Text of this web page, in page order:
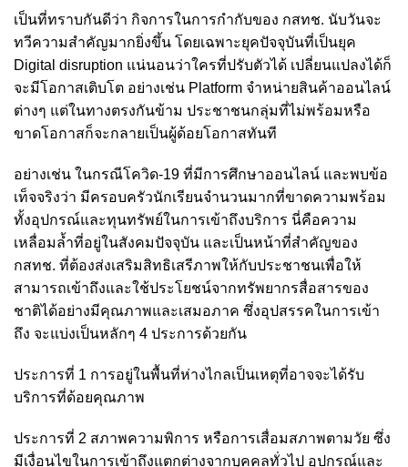
เป็นที่ทราบกันดีว่า กิจการในการกำกับของ กสทช. นับวันจะ
ทวีความสำคัญมากยิ่งขึ้น โดยเฉพาะยุคปัจจุบันที่เป็นยุค
Digital disruption แน่นอนว่าใครที่ปรับตัวได้ เปลี่ยนแปลงได้ก็
จะมีโอกาสเติบโต อย่างเช่น Platform จำหน่ายสินค้าออนไลน์
ต่างๆ แต่ในทางตรงกันข้าม ประชาชนกลุ่มที่ไม่พร้อมหรือ
ขาดโอกาสก็จะกลายเป็นผู้ด้อยโอกาสทันที
อย่างเช่น ในกรณีโควิด-19 ที่มีการศึกษาออนไลน์ และพบข้อ
เท็จจริงว่า มีครอบครัวนักเรียนจำนวนมากที่ขาดความพร้อม
ทั้งอุปกรณ์และทุนทรัพย์ในการเข้าถึงบริการ นี่คือความ
เหลื่อมล้ำที่อยู่ในสังคมปัจจุบัน และเป็นหน้าที่สำคัญของ
กสทช. ที่ต้องส่งเสริมสิทธิเสรีภาพให้กับประชาชนเพื่อให้
สามารถเข้าถึงและใช้ประโยชน์จากทรัพยากรสื่อสารของ
ชาติได้อย่างมีคุณภาพและเสมอภาค ซึ่งอุปสรรคในการเข้า
ถึง จะแบ่งเป็นหลักๆ 4 ประการด้วยกัน
ประการที่ 1 การอยู่ในพื้นที่ห่างไกลเป็นเหตุที่อาจจะได้รับ
บริการที่ด้อยคุณภาพ
ประการที่ 2 สภาพความพิการ หรือการเสื่อมสภาพตามวัย ซึ่ง
มีเงื่อนไขในการเข้าถึงแตกต่างจากบุคคลทั่วไป อุปกรณ์และ